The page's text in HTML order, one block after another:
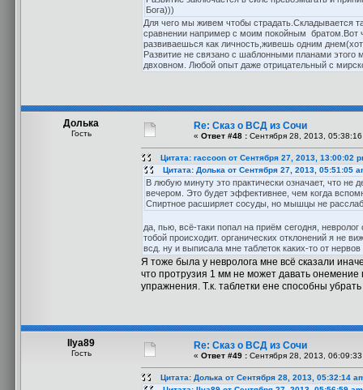
Бога)))
Для чего мы живем чтобы страдать.Складывается
сравнении например с моим покойным братом.Вот
развиваешься как личность,живешь одним
Развитие не связано с шаблонными планами этого
двховном. Любой опыт даже отрицательный с
Долька
Гость
Re: Сказ о ВСД из Сочи
« Ответ #48 : Сентября 28, 2013,
Цитата: raccoon от Сентября 27, 2013, 13:00:02
Цитата: Долька от Сентября 27, 2013, 05:51:05
В любую минуту это практически означает, что
вечером. Это будет эффективнее, чем когда
Спиртное расширяет сосуды, но мышцы не
да, пью, всё-таки попал на приём сегодня,
тобой происходит. органических отклонений я не
всд. ну и выписала мне таблеток каких-то от
Я тоже была у невролога мне всё сказали
что протрузия 1 мм не может давать
упражнения. Т.к. таблетки ене способны
Ilya89
Гость
Re: Сказ о ВСД из Сочи
« Ответ #49 : Сентября 28, 2013,
Цитата: Долька от Сентября 28, 2013, 05:32:14